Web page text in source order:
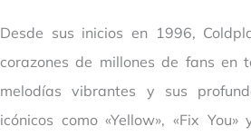
Desde sus inicios en 1996,
corazones de millones de fans en
melodías vibrantes y sus
icónicos como «Yellow», «Fix